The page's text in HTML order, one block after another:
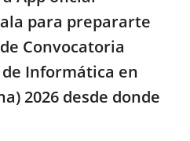
para prepararte
Convocatoria
Informática en
2026 desde donde